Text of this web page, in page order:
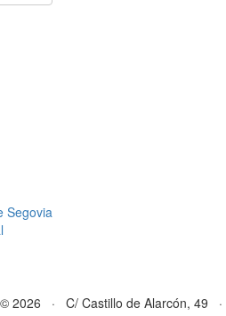
© 2026 · C/ Castillo de Alarcón, 49 ·